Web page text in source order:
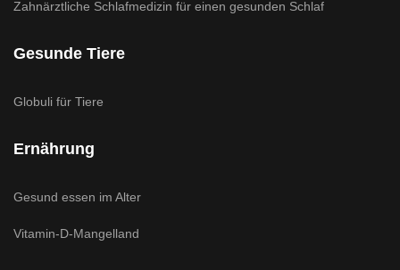
Zahnärztliche Schlafmedizin für einen gesunden Schlaf
Gesunde Tiere
Globuli für Tiere
Ernährung
Gesund essen im Alter
Vitamin-D-Mangelland